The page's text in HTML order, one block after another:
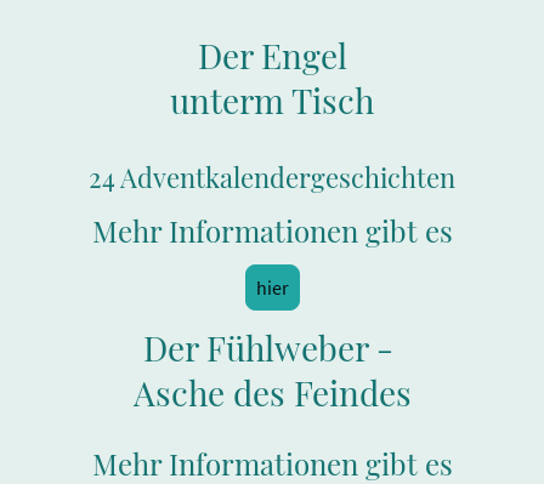
Der Engel
unterm Tisch
24 Adventkalendergeschichten
Mehr Informationen gibt es
hier
Der Fühlweber -
Asche des Feindes
Mehr Informationen gibt es